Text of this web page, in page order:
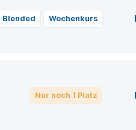
blended wochenkurs
Nur noch 1 Platz